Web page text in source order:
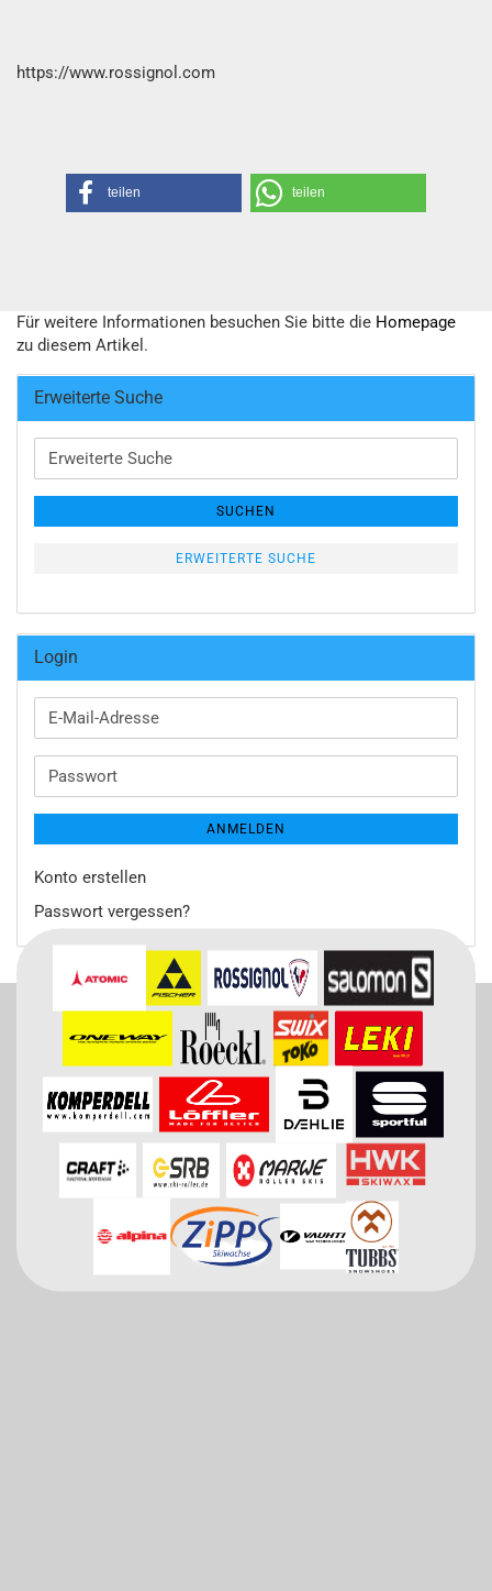
https://www.rossignol.com
teilen teilen
Für weitere Informationen besuchen Sie bitte die Homepage
zu diesem Artikel.
Erweiterte Suche
Erweiterte
Suche
SUCHEN
ERWEITERTE SUCHE
Login
E-
Mail-
Passwort
ANMELDEN
Konto erstellen
Passwort vergessen?